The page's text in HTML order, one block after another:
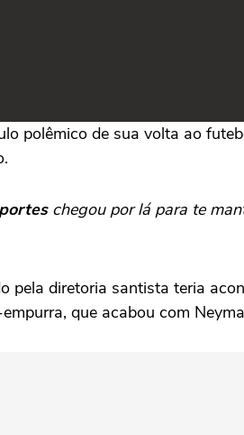
polêmico de sua volta ao
chegou por lá para te
pela diretoria santista teria
que acabou com